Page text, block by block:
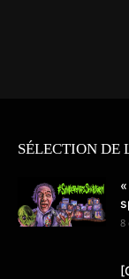
SÉLECTION DE
8